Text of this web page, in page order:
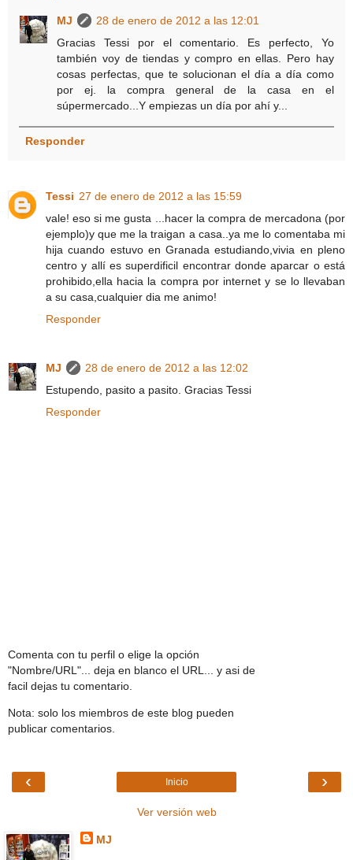
MJ
28 de enero de 2012 a las 12:01
Gracias Tessi por el comentario. Es perfecto, Yo
también voy de tiendas y compro en ellas. Pero hay
cosas perfectas, que te solucionan el día a día como
por ej. la compra general de la casa en el
súpermercado...Y empiezas un día por ahí y...
Responder
Tessi 27 de enero de 2012 a las 15:59
vale! eso si me gusta ...hacer la compra de mercadona (por
ejemplo)y que me la traigan a casa..ya me lo comentaba mi
hija cuando estuvo en Granada estudiando,vivia en pleno
centro y allí es superdificil encontrar donde aparcar o está
prohibido,ella hacia la compra por internet y se lo llevaban
a su casa,cualquier dia me animo!
Responder
MJ
28 de enero de 2012 a las 12:02
Estupendo, pasito a pasito. Gracias Tessi
Responder
Comenta con tu perfil o elige la opción
"Nombre/URL"... deja en blanco el URL... y asi de
facil dejas tu comentario.
Nota: solo los miembros de este blog pueden
publicar comentarios.
‹ ›
Inicio
Ver versión web
MJ